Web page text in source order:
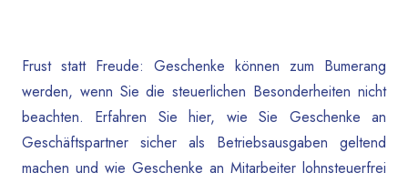
Frust statt Freude: Geschenke können zum Bumerang
werden, wenn Sie die steuerlichen Besonderheiten nicht
beachten. Erfahren Sie hier, wie Sie Geschenke an
Geschäftspartner sicher als Betriebsausgaben geltend
machen und wie Geschenke an Mitarbeiter lohnsteuerfrei